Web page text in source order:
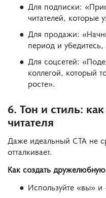
Для подписки:
читателей, которые
Для продажи:
период и убедитесь,
Для соцсетей:
коллегой, который
росте».
6. Тон и стиль:
читателя
Даже идеальный CTA не
отталкивает.
Как создать
Используйте «вы»